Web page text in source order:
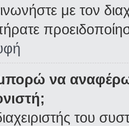
με τον
να αναφέρω
του